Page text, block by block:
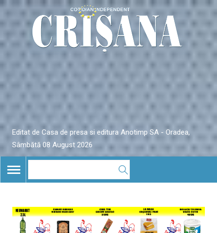
Editat de Casa de presa si editura Anotimp SA - Oradea,
Sâmbătă 08 August 2026
TOGGLE
NAVIGATION